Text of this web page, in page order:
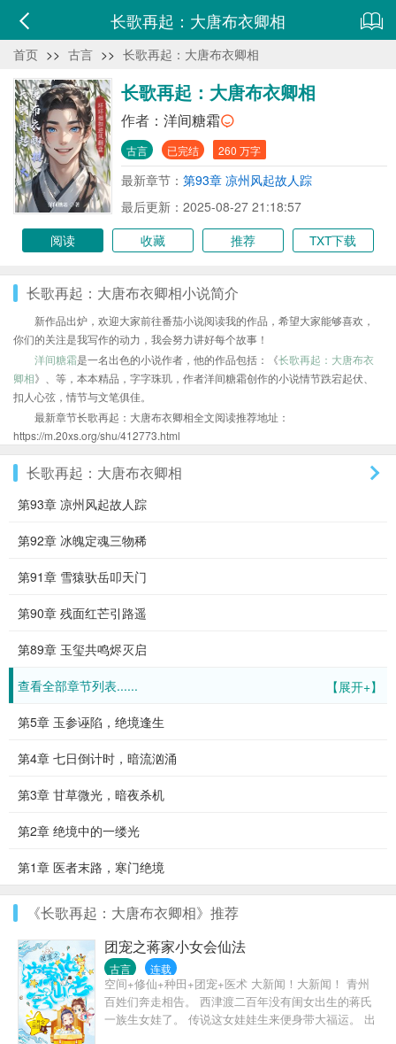
长歌再起：大唐布衣卿相
首页 >> 古言 >> 长歌再起：大唐布衣卿相
长歌再起：大唐布衣卿相
作者： 洋间糖霜
古言 已完结 260 万字
最新章节： 第93章 凉州风起故人踪
最后更新：2025-08-27 21:18:57
阅读
收藏 推荐 TXT下载
长歌再起：大唐布衣卿相小说简介
新作品出炉，欢迎大家前往番茄小说阅读我的作品，希望大家能够喜欢，
你们的关注是我写作的动力，我会努力讲好每个故事！
洋间糖霜是一名出色的小说作者，他的作品包括：《长歌再起：大唐布衣
卿相》、等，本本精品，字字珠玑，作者洋间糖霜创作的小说情节跌宕起伏、
扣人心弦，情节与文笔俱佳。
最新章节长歌再起：大唐布衣卿相全文阅读推荐地址：
https://m.20xs.org/shu/412773.html
长歌再起：大唐布衣卿相
第93章 凉州风起故人踪
第92章 冰魄定魂三物稀
第91章 雪猿驮岳叩天门
第90章 残面红芒引路遥
第89章 玉玺共鸣烬灭启
【展开+】
查看全部章节列表......
第5章 玉参诬陷，绝境逢生
第4章 七日倒计时，暗流汹涌
第3章 甘草微光，暗夜杀机
第2章 绝境中的一缕光
第1章 医者末路，寒门绝境
《长歌再起：大唐布衣卿相》推荐
团宠之蒋家小女会仙法
古言 连载
空间+修仙+种田+团宠+医术 大新闻！大新闻！ 青州
百姓们奔走相告。 西津渡二百年没有闺女出生的蒋氏
一族生女娃了。 传说这女娃娃生来便身带大福运。 出